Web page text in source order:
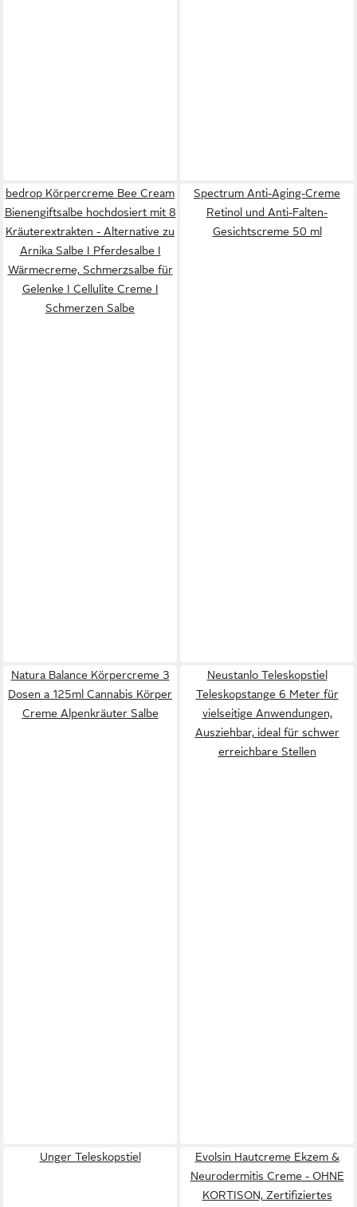
bedrop Körpercreme Bee Cream
Bienengiftsalbe hochdosiert mit 8
Kräuterextrakten - Alternative zu
Arnika Salbe I Pferdesalbe I
Wärmecreme, Schmerzsalbe für
Gelenke I Cellulite Creme I
Schmerzen Salbe
Spectrum Anti-Aging-Creme
Retinol und Anti-Falten-
Gesichtscreme 50 ml
Natura Balance Körpercreme 3
Dosen a 125ml Cannabis Körper
Creme Alpenkräuter Salbe
Neustanlo Teleskopstiel
Teleskopstange 6 Meter für
vielseitige Anwendungen,
Ausziehbar, ideal für schwer
erreichbare Stellen
Unger Teleskopstiel
Evolsin Hautcreme Ekzem &
Neurodermitis Creme - OHNE
KORTISON, Zertifiziertes